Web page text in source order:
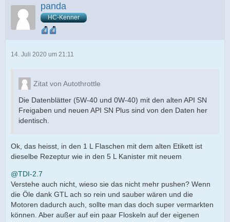
panda
HC-Kenner
14. Juli 2020 um 21:11
Zitat von Autothrottle
Die Datenblätter (5W-40 und 0W-40) mit den alten API SN
Freigaben und neuen API SN Plus sind von den Daten her
identisch.
Ok, das heisst, in den 1 L Flaschen mit dem alten Etikett ist
dieselbe Rezeptur wie in den 5 L Kanister mit neuem
@TDI-2.7
Verstehe auch nicht, wieso sie das nicht mehr pushen? Wenn
die Öle dank GTL ach so rein und sauber wären und die
Motoren dadurch auch, sollte man das doch super vermarkten
können. Aber außer auf ein paar Floskeln auf der eigenen